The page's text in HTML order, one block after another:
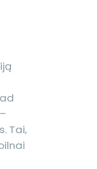
Tai,